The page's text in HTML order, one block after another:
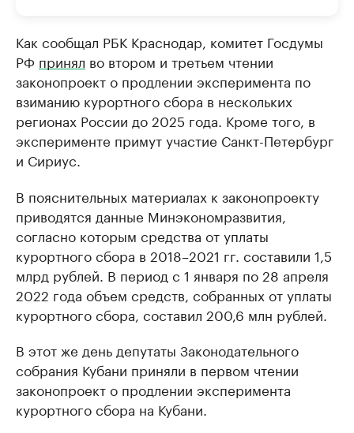
Как сообщал РБК Краснодар, комитет Госдумы
РФ принял во втором и третьем чтении
законопроект о продлении эксперимента по
взиманию курортного сбора в нескольких
регионах России до 2025 года. Кроме того, в
эксперименте примут участие Санкт-Петербург
и Сириус.
В пояснительных материалах к законопроекту
приводятся данные Минэкономразвития,
согласно которым средства от уплаты
курортного сбора в 2018–2021 гг. составили 1,5
млрд рублей. В период с 1 января по 28 апреля
2022 года объем средств, собранных от уплаты
курортного сбора, составил 200,6 млн рублей.
В этот же день депутаты Законодательного
собрания Кубани приняли в первом чтении
законопроект о продлении эксперимента
курортного сбора на Кубани.